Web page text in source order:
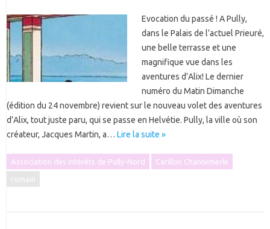
Evocation du passé ! A Pully,
dans le Palais de l’actuel Prieuré,
une belle terrasse et une
magnifique vue dans les
aventures d’Alix! Le dernier
numéro du Matin Dimanche
(édition du 24 novembre) revient sur le nouveau volet des aventures
d’Alix, tout juste paru, qui se passe en Helvétie. Pully, la ville où son
créateur, Jacques Martin, a… Lire la suite »
Association des intérêts de Pully-Nord Carillon Chantemerle
romain